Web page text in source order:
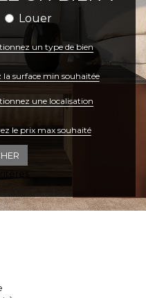
Louer
un type de bien
une localisation